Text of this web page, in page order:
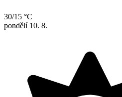
30/15 °C
pondělí 10. 8.